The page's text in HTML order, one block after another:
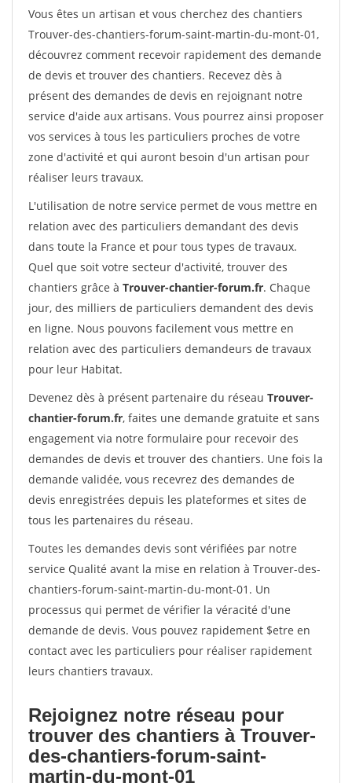
Vous êtes un artisan et vous cherchez des chantiers
Trouver-des-chantiers-forum-saint-martin-du-mont-01,
découvrez comment recevoir rapidement des demande
de devis et trouver des chantiers. Recevez dès à
présent des demandes de devis en rejoignant notre
service d'aide aux artisans. Vous pourrez ainsi proposer
vos services à tous les particuliers proches de votre
zone d'activité et qui auront besoin d'un artisan pour
réaliser leurs travaux.
L'utilisation de notre service permet de vous mettre en
relation avec des particuliers demandant des devis
dans toute la France et pour tous types de travaux.
Quel que soit votre secteur d'activité, trouver des
chantiers grâce à Trouver-chantier-forum.fr. Chaque
jour, des milliers de particuliers demandent des devis
en ligne. Nous pouvons facilement vous mettre en
relation avec des particuliers demandeurs de travaux
pour leur Habitat.
Devenez dès à présent partenaire du réseau Trouver-
chantier-forum.fr, faites une demande gratuite et sans
engagement via notre formulaire pour recevoir des
demandes de devis et trouver des chantiers. Une fois la
demande validée, vous recevrez des demandes de
devis enregistrées depuis les plateformes et sites de
tous les partenaires du réseau.
Toutes les demandes devis sont vérifiées par notre
service Qualité avant la mise en relation à Trouver-des-
chantiers-forum-saint-martin-du-mont-01. Un
processus qui permet de vérifier la véracité d'une
demande de devis. Vous pouvez rapidement $etre en
contact avec les particuliers pour réaliser rapidement
leurs chantiers travaux.
Rejoignez notre réseau pour
trouver des chantiers à Trouver-
des-chantiers-forum-saint-
martin-du-mont-01